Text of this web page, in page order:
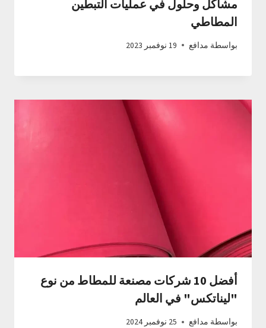
مشاكل وحلول في عمليات التبطين
المطاطي
بواسطة مدافع 19 نوفمبر 2023
أفضل 10 شركات مصنعة للمطاط من نوع
"ليناتكس" في العالم
بواسطة مدافع 25 نوفمبر 2024